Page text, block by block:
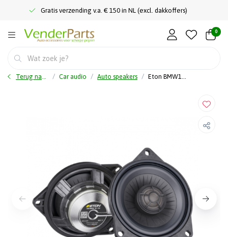
Gratis verzending v.a. € 150 in NL (excl. dakkoffers)
0
Terug naar home Car audio Auto speakers Eton BMW10XN -10cm - 2-Weg - Coax BMW - Pasklare BMW Speakers - 20 Watt RMS